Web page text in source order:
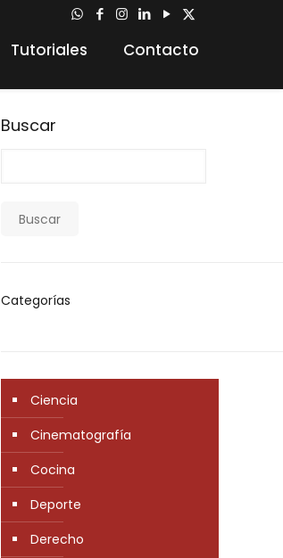
Tutoriales Contacto
Buscar
Buscar
Categorías
Ciencia
Cinematografía
Cocina
Deporte
Derecho